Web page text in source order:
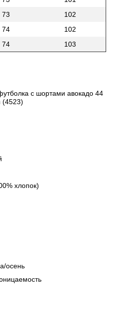
73
102
74
102
74 103
с шортами авокадо 44
(4523)
хлопок)
осень